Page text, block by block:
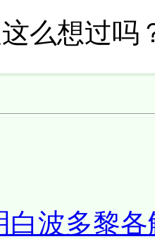
么想过吗
白波多黎